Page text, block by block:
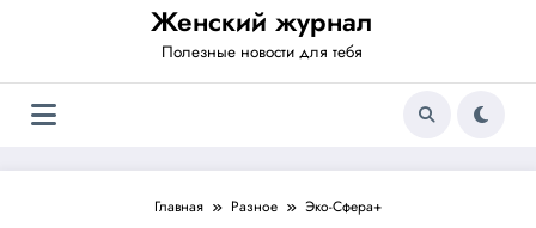
Женский журнал
Полезные новости для тебя
Главная Разное Эко-Сфера+